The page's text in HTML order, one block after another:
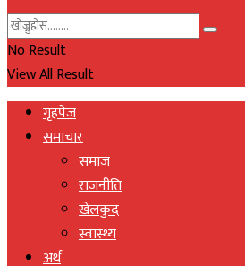
No Result
View All Result
गृहपेज
समाचार
समाज
राजनीति
खेलकुद
स्वास्थ्य
अर्थ